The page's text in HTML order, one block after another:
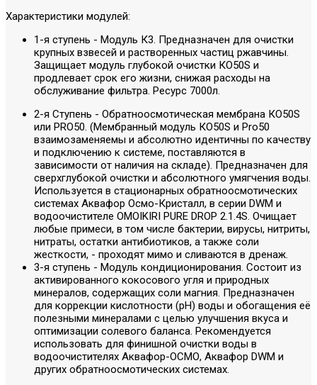
Характеристики модулей:
1-я ступень - Модуль К3. Предназначен для очистки
крупных взвесей и растворенных частиц ржавчины.
Защищает модуль глубокой очистки КО50S и
продлевает срок его жизни, снижая расходы на
обслуживание фильтра. Ресурс 7000л.
2-я Ступень - Обратноосмотическая мембрана КО50S
или PRO50. (Мембранный модуль КО50S и Pro50
взаимозаменяемы и абсолютно идентичны по качеству
и подключению к системе, поставляются в
зависимости от наличия на складе). Предназначен для
сверхглубокой очистки и абсолютного умягчения воды.
Используется в стационарных обратноосмотических
системах Аквафор Осмо-Кристалл, в серии DWM и
водоочистителе OMOIKIRI PURE DROP 2.1.4S. Очищает
любые примеси, в том числе бактерии, вирусы, нитриты,
нитраты, остатки антибиотиков, а также соли
жесткости, - проходят мимо и сливаются в дренаж.
3-я ступень - Модуль кондиционирования. Состоит из
активированного кокосового угля и природных
минералов, содержащих соли магния. Предназначен
для коррекции кислотности (рН) воды и обогащения её
полезными минералами с целью улучшения вкуса и
оптимизации солевого баланса. Рекомендуется
использовать для финишной очистки воды в
водоочистителях Аквафор-ОСМО, Аквафор DWM и
других обратноосмотических системах.